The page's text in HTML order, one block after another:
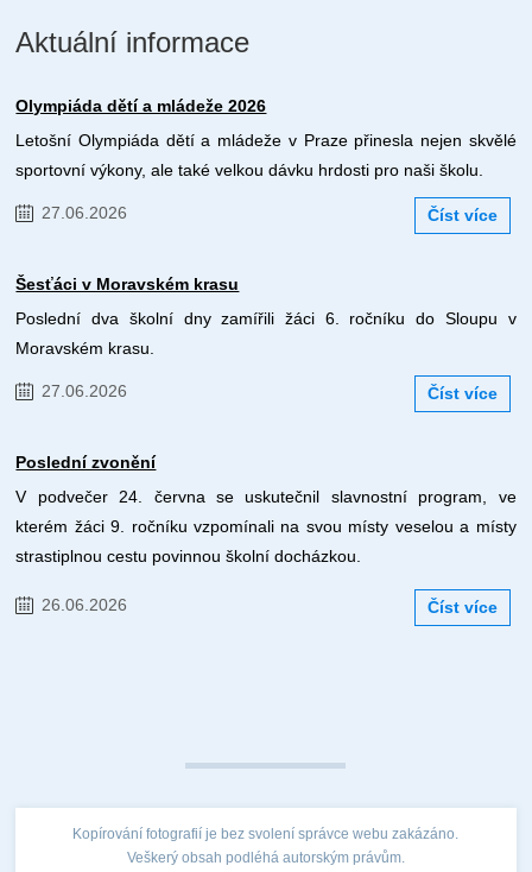
Aktuální informace
Olympiáda dětí a mládeže 2026
Letošní Olympiáda dětí a mládeže v Praze přinesla nejen skvělé
sportovní výkony, ale také velkou dávku hrdosti pro naši školu.
27.06.2026 Číst více
Šesťáci v Moravském krasu
Poslední dva školní dny zamířili žáci 6. ročníku do Sloupu v
Moravském krasu.
27.06.2026 Číst více
Poslední zvonění
V podvečer 24. června se uskutečnil slavnostní program, ve
kterém žáci 9. ročníku vzpomínali na svou místy veselou a místy
strastiplnou cestu povinnou školní docházkou.
26.06.2026 Číst více
Kopírování fotografií je bez svolení správce webu zakázáno.
Veškerý obsah podléhá autorským právům.